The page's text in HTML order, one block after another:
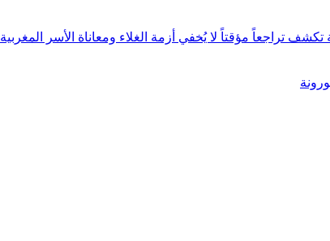
تراجعاً مؤقتاً لا يُخفي أزمة الغلاء ومعاناة الأسر المغربية